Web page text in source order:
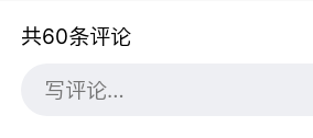
共60条评论